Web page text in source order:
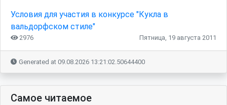
Условия для участия в конкурсе "Кукла в
вальдорфском стиле"
2976 Пятница, 19 августа 2011
Generated at 09.08.2026 13:21:02.50644400
Самое читаемое